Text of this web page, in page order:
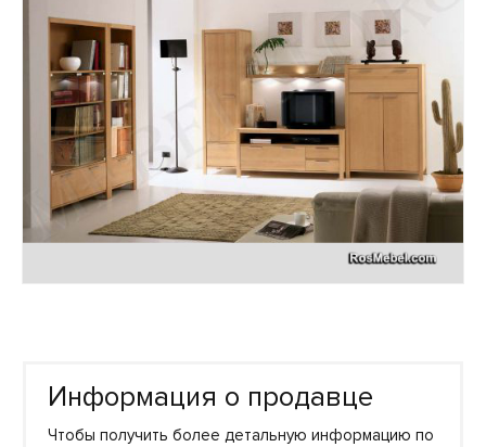
Информация о продавце
Чтобы получить более детальную информацию по